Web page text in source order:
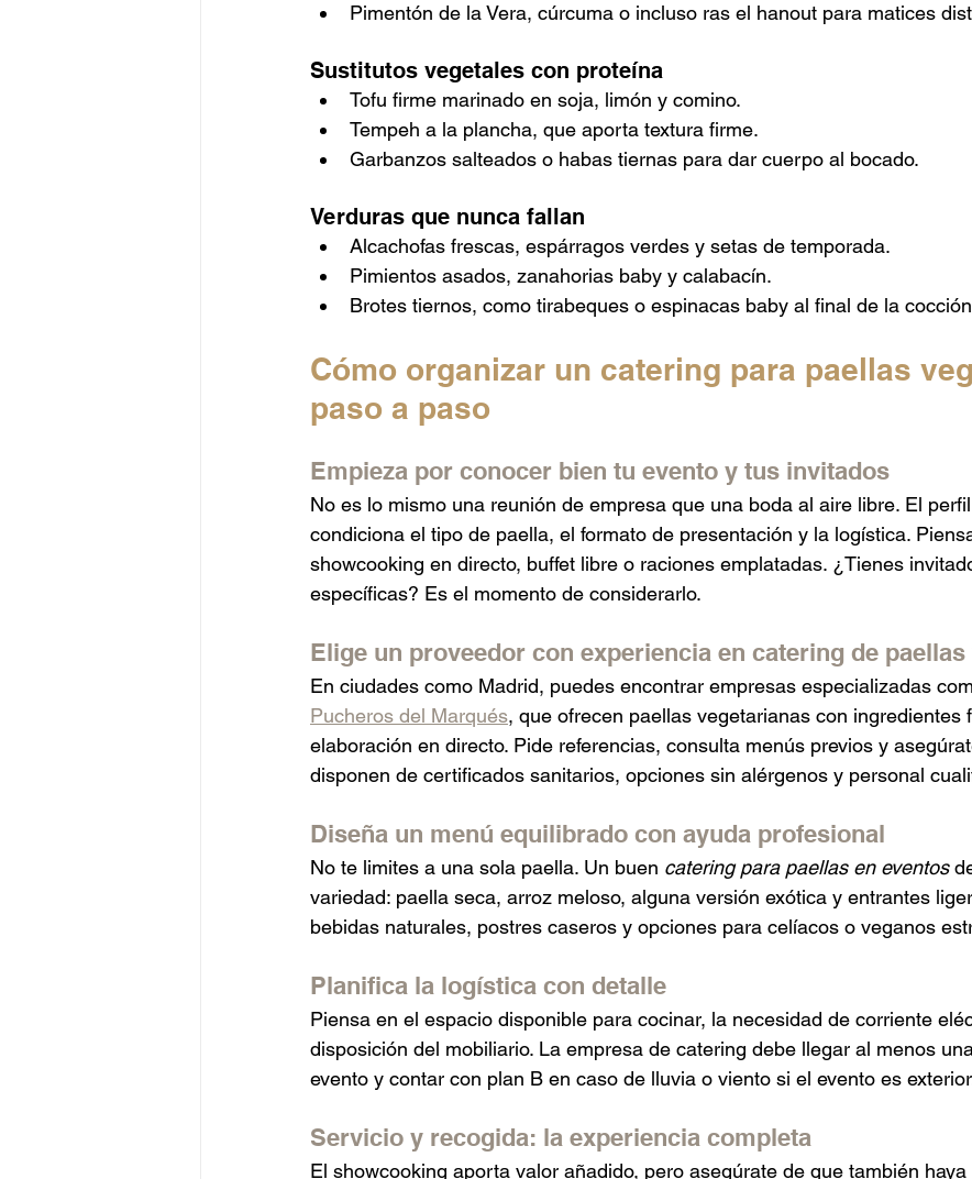
Pimentón de la Vera, cúrcuma o incluso ras el hanout para matices
Sustitutos vegetales con proteína
Tofu firme marinado en soja, limón y comino.
Tempeh a la plancha, que aporta textura firme.
Garbanzos salteados o habas tiernas para dar cuerpo al bocado.
Verduras que nunca fallan
Alcachofas frescas, espárragos verdes y setas de temporada.
Pimientos asados, zanahorias baby y calabacín.
Brotes tiernos, como tirabeques o espinacas baby al final de la
Cómo organizar un catering para paellas
paso a paso
Empieza por conocer bien tu evento y tus invitados
No es lo mismo una reunión de empresa que una boda al aire libre. El
condiciona el tipo de paella, el formato de presentación y la logística.
showcooking en directo, buffet libre o raciones emplatadas. ¿Tienes
específicas? Es el momento de considerarlo.
Elige un proveedor con experiencia en catering de
En ciudades como Madrid, puedes encontrar empresas especializadas
Pucheros del Marqués, que ofrecen paellas vegetarianas con ingredientes
elaboración en directo. Pide referencias, consulta menús previos y
disponen de certificados sanitarios, opciones sin alérgenos y personal
Diseña un menú equilibrado con ayuda profesional
No te limites a una sola paella. Un buen catering para paellas en eventos
variedad: paella seca, arroz meloso, alguna versión exótica y entrantes
bebidas naturales, postres caseros y opciones para celíacos o veganos
Planifica la logística con detalle
Piensa en el espacio disponible para cocinar, la necesidad de corriente
disposición del mobiliario. La empresa de catering debe llegar al menos
evento y contar con plan B en caso de lluvia o viento si el evento es
Servicio y recogida: la experiencia completa
El showcooking aporta valor añadido, pero asegúrate de que también